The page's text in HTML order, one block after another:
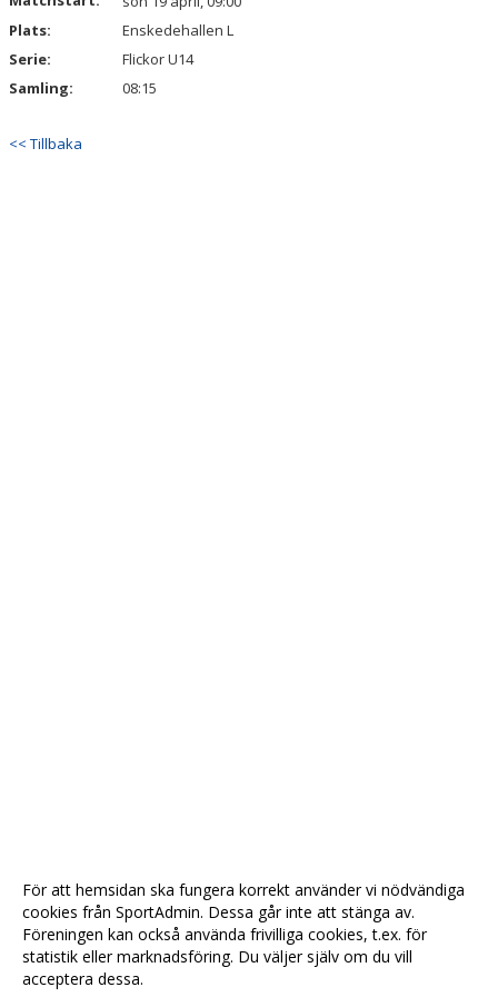
Plats:
Enskedehallen L
Serie:
Flickor U14
Samling:
08:15
<< Tillbaka
För att hemsidan ska fungera korrekt använder vi nödvändiga
cookies från SportAdmin. Dessa går inte att stänga av.
Föreningen kan också använda frivilliga cookies, t.ex. för
statistik eller marknadsföring. Du väljer själv om du vill
acceptera dessa.